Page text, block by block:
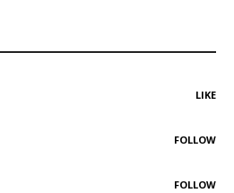
LIKE
FOLLOW
FOLLOW